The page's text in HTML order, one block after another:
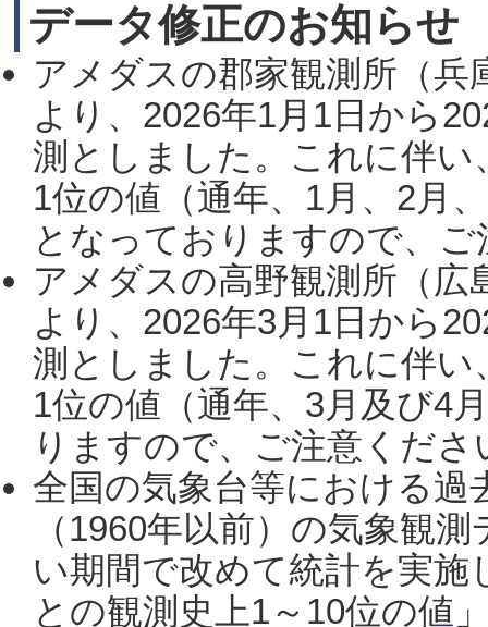
データ修正のお知らせ
アメダスの郡家観測所（
より、2026年1月1日から
測としました。これに伴い
1位の値（通年、1月、2月
となっておりますので、
アメダスの高野観測所（
より、2026年3月1日から
測としました。これに伴い
1位の値（通年、3月及び4
りますので、ご注意くだ
全国の気象台等における過
（1960年以前）の気象観
い期間で改めて統計を実
との観測史上1～10位の値